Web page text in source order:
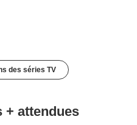
des séries TV
+ attendues